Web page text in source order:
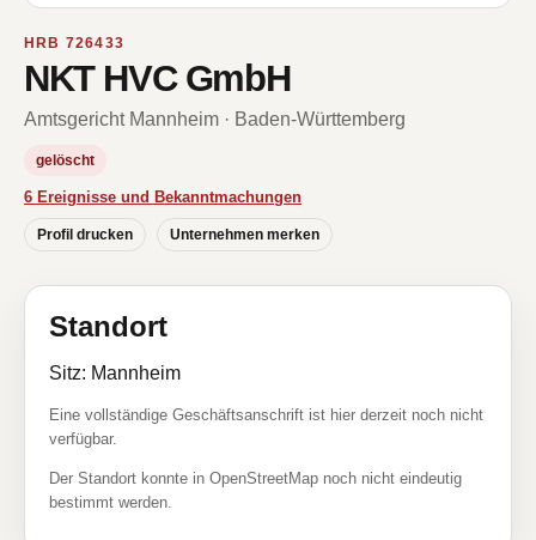
HRB 726433
NKT HVC GmbH
Amtsgericht Mannheim · Baden-Württemberg
gelöscht
6 Ereignisse und Bekanntmachungen
Profil drucken Unternehmen merken
Standort
Sitz: Mannheim
Eine vollständige Geschäftsanschrift ist hier derzeit noch nicht
verfügbar.
Der Standort konnte in OpenStreetMap noch nicht eindeutig
bestimmt werden.